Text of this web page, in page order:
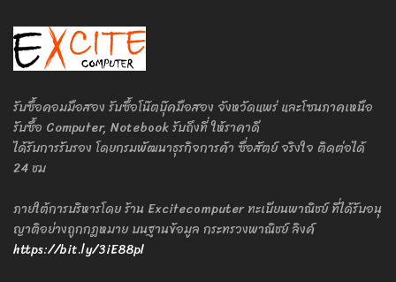
รับซื้อคอมมือสอง รับซื้อโน๊ตบุ๊คมือสอง จังหวัดแพร่ และโซนภาคเหนือ
รับซื้อ Computer, Notebook รับถึงที่ ให้ราคาดี
ได้รับการรับรอง โดยกรมพัฒนาธุรกิจการค้า ซื่อสัตย์ จริงใจ ติดต่อได้
24 ชม
ภายใต้การบริหารโดย ร้าน Excitecomputer ทะเบียนพาณิชย์ ที่ได้รับอนุ
ญาติอย่างถูกกฎหมาย บนฐานข้อมูล กระทรวงพาณิชย์ ลิงค์
https://bit.ly/3iE88pl